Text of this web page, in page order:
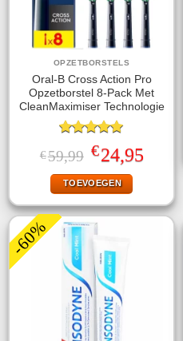
OPZETBORSTELS
Oral-B Cross Action Pro
Opzetborstel 8-Pack Met
CleanMaximiser Technologie
Gewaardeerd
5.00uit 5
€59,99 Oorspronkelijke
prijs
was:
€59,99.
€24,95Huidige
prijs
TOEVOEGEN
-60%